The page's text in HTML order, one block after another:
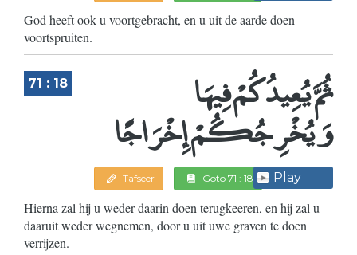
God heeft ook u voortgebracht, en u uit de aarde doen
voortspruiten.
71 : 18 ثُمَّ يُعِيدُكُمْ فِيهَا
وَيُخْرِجُكُمْ إِخْرَاجًا
Tafseer Goto 71 : 18 Play
Hierna zal hij u weder daarin doen terugkeeren, en hij zal u
daaruit weder wegnemen, door u uit uwe graven te doen
verrijzen.